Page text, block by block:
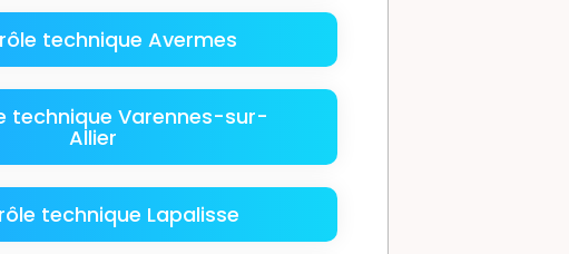
technique Avermes
technique Varennes-sur-
Allier
technique Lapalisse